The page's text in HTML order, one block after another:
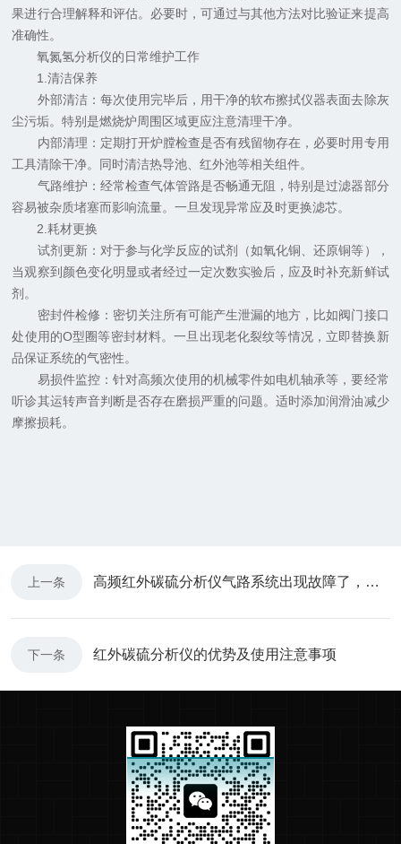
果进行合理解释和评估。必要时，可通过与其他方法对比验证来提高
准确性。
氧氮氢分析仪的日常维护工作
1.清洁保养
外部清洁：每次使用完毕后，用干净的软布擦拭仪器表面去除灰
尘污垢。特别是燃烧炉周围区域更应注意清理干净。
内部清理：定期打开炉膛检查是否有残留物存在，必要时用专用
工具清除干净。同时清洁热导池、红外池等相关组件。
气路维护：经常检查气体管路是否畅通无阻，特别是过滤器部分
容易被杂质堵塞而影响流量。一旦发现异常应及时更换滤芯。
2.耗材更换
试剂更新：对于参与化学反应的试剂（如氧化铜、还原铜等），
当观察到颜色变化明显或者经过一定次数实验后，应及时补充新鲜试
剂。
密封件检修：密切关注所有可能产生泄漏的地方，比如阀门接口
处使用的O型圈等密封材料。一旦出现老化裂纹等情况，立即替换新
品保证系统的气密性。
易损件监控：针对高频次使用的机械零件如电机轴承等，要经常
听诊其运转声音判断是否存在磨损严重的问题。适时添加润滑油减少
摩擦损耗。
上一条 高频红外碳硫分析仪气路系统出现故障了，应该怎么解决？
下一条 红外碳硫分析仪的优势及使用注意事项